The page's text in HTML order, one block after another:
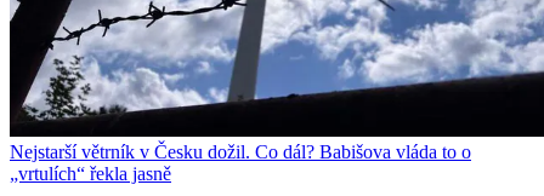
Nejstarší větrník v Česku dožil. Co dál? Babišova vláda to o
„vrtulích“ řekla jasně